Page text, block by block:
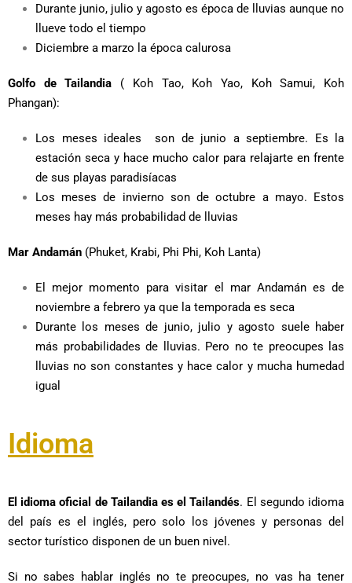
Durante junio, julio y agosto es época de lluvias aunque no
llueve todo el tiempo
Diciembre a marzo la época calurosa
Golfo de Tailandia ( Koh Tao, Koh Yao, Koh Samui, Koh
Phangan):
Los meses ideales son de junio a septiembre. Es la
estación seca y hace mucho calor para relajarte en frente
de sus playas paradisíacas
Los meses de invierno son de octubre a mayo. Estos
meses hay más probabilidad de lluvias
Mar Andamán (Phuket, Krabi, Phi Phi, Koh Lanta)
El mejor momento para visitar el mar Andamán es de
noviembre a febrero ya que la temporada es seca
Durante los meses de junio, julio y agosto suele haber
más probabilidades de lluvias. Pero no te preocupes las
lluvias no son constantes y hace calor y mucha humedad
igual
Idioma
El idioma oficial de Tailandia es el Tailandés. El segundo idioma
del país es el inglés, pero solo los jóvenes y personas del
sector turístico disponen de un buen nivel.
Si no sabes hablar inglés no te preocupes, no vas ha tener